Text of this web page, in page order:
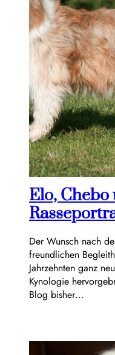
Elo,
Der Wunsch nach
freundlichen
Jahrzehnten ganz
Kynologie
Blog bisher…